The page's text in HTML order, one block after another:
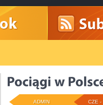
CZE -
ADMIN